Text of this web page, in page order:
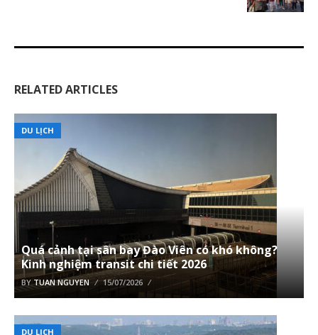
RELATED ARTICLES
DU LỊCH
Quá cảnh tại sân bay Đào Viên có khó không?
Kinh nghiệm transit chi tiết 2026
BY TUAN NGUYEN 15/07/2026
DU LỊCH